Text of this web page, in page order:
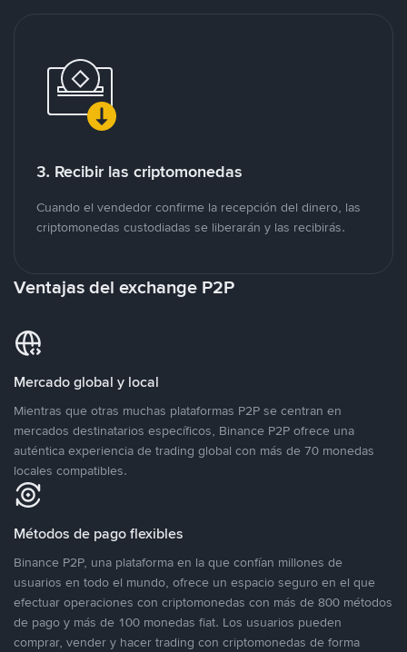
3. Recibir las criptomonedas
Cuando el vendedor confirme la recepción del dinero, las
criptomonedas custodiadas se liberarán y las recibirás.
Ventajas del exchange P2P
Mercado global y local
Mientras que otras muchas plataformas P2P se centran en
mercados destinatarios específicos, Binance P2P ofrece una
auténtica experiencia de trading global con más de 70 monedas
locales compatibles.
Métodos de pago flexibles
Binance P2P, una plataforma en la que confían millones de
usuarios en todo el mundo, ofrece un espacio seguro en el que
efectuar operaciones con criptomonedas con más de 800 métodos
de pago y más de 100 monedas fiat. Los usuarios pueden
comprar, vender y hacer trading con criptomonedas de forma